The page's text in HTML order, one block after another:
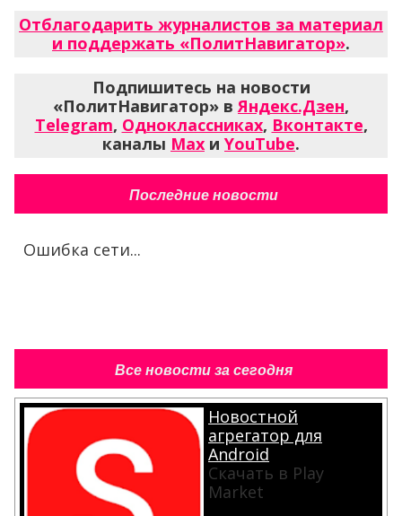
Отблагодарить журналистов за материал
и поддержать «ПолитНавигатор».
Подпишитесь на новости
«ПолитНавигатор» вЯндекс.Дзен,
Telegram, Одноклассниках, Вконтакте,
каналы Max и YouTube.
Последние новости
Ошибка сети...
Все новости за сегодня
Новостной
агрегатор для
Android
Скачать в Play
Market